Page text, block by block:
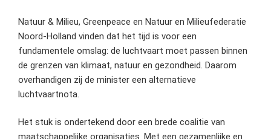
Natuur & Milieu, Greenpeace en Natuur en Milieufederatie
Noord-Holland vinden dat het tijd is voor een
fundamentele omslag: de luchtvaart moet passen binnen
de grenzen van klimaat, natuur en gezondheid. Daarom
overhandigen zij de minister een alternatieve
luchtvaartnota.
Het stuk is ondertekend door een brede coalitie van
maatschappelijke organisaties. Met een gezamenlijke en